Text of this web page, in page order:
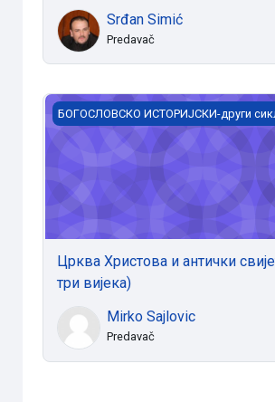
Srđan Simić
Predavač
Црква Христова и антички свијет
БОГОСЛОВСКО ИСТОРИЈСКИ-други
Црква Христова и антички
три вијека)
Mirko Sajlovic
Predavač